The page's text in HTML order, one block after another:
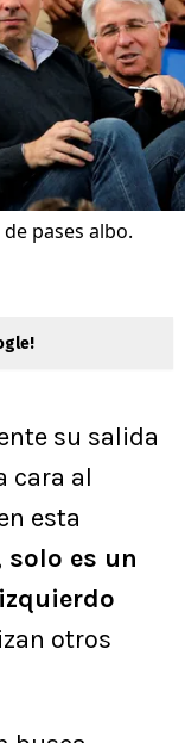
pases albo.
su salida
cara al
esta
solo es un
otros